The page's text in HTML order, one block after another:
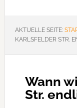
AKTUELLE SEITE:
KARLSFELDER STR.
Wann
Str.